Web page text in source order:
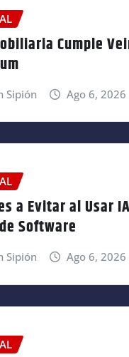
Cumple
Sipión Ago 6, 2026
a Evitar al Usar
Software
Sipión Ago 6, 2026